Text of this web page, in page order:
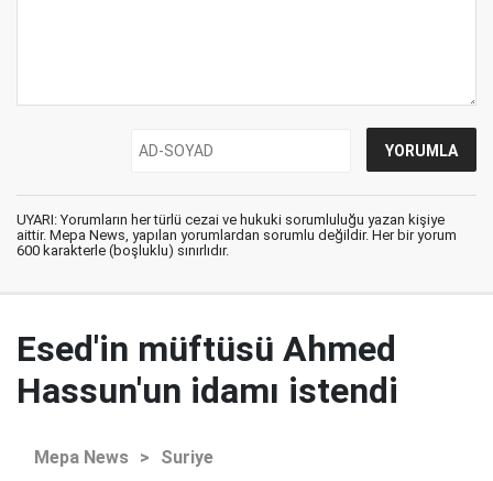
UYARI: Yorumların her türlü cezai ve hukuki sorumluluğu yazan kişiye
aittir. Mepa News, yapılan yorumlardan sorumlu değildir. Her bir yorum
600 karakterle (boşluklu) sınırlıdır.
Esed'in müftüsü Ahmed
Hassun'un idamı istendi
Mepa News > Suriye